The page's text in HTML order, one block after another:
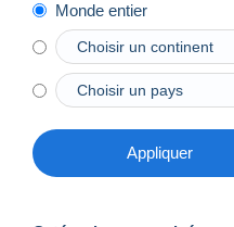
Monde entier
Appliquer